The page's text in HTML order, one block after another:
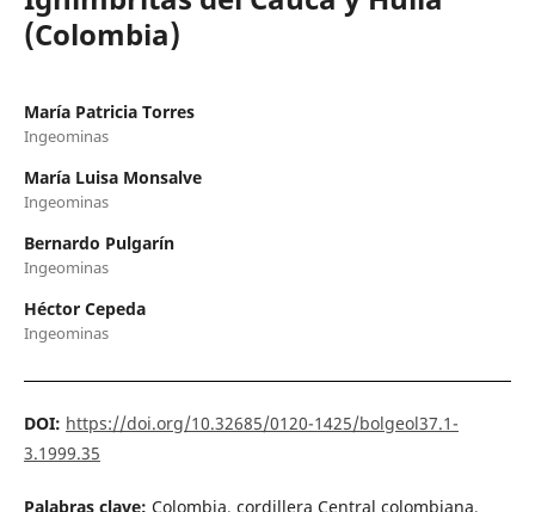
(Colombia)
María Patricia Torres
Ingeominas
María Luisa Monsalve
Ingeominas
Bernardo Pulgarín
Ingeominas
Héctor Cepeda
Ingeominas
DOI: https://doi.org/10.32685/0120-1425/bolgeol37.1-
3.1999.35
Palabras clave: Colombia, cordillera Central colombiana,